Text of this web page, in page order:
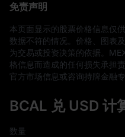
免责声明
本页面显示的股票价格信息仅
数据不符的情况。价格、图表
为交易或投资决策的依据。
格信息而造成的任何损失承担
官方市场信息或咨询持牌金融专
BCAL 兑 USD 计
数量